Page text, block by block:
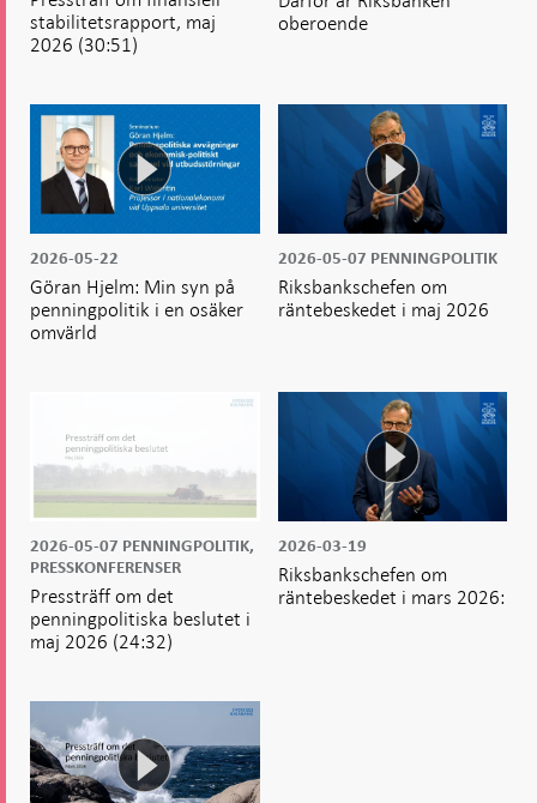
stabilitetsrapport, maj
2026 (30:51)
oberoende
2026-05-22
Göran Hjelm: Min syn på
penningpolitik i en osäker
omvärld
2026-05-07 PENNINGPOLITIK
Riksbankschefen om
räntebeskedet i maj 2026
2026-05-07 PENNINGPOLITIK,
PRESSKONFERENSER
Pressträff om det
penningpolitiska beslutet i
maj 2026 (24:32)
2026-03-19
Riksbankschefen om
räntebeskedet i mars 2026: